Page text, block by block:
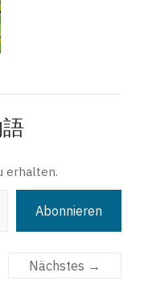
erhalten.
Abonnieren
Nächstes →